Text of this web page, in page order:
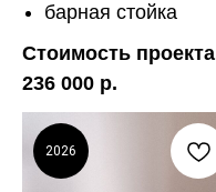
барная стойка
Стоимость проекта
236 000 р.
2026